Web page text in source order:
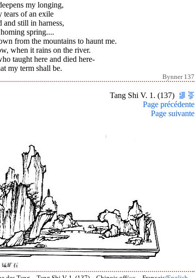
my longing,
tears of an exile
still in harness,
spring....
from the mountains to haunt me.
when it rains on the river.
taught here and died here-
my term shall be.
Bynner 137
Tang Shi V. 1. (137)
Page précédente
Page suivante